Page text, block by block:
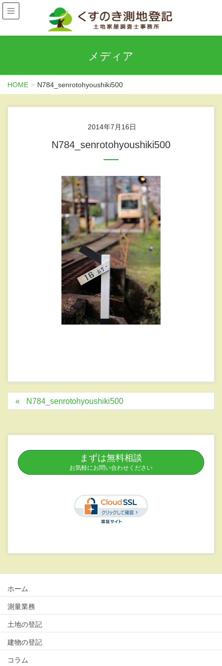
メディア
HOME N784_senrotohyoushiki500
2014年7月16日
N784_senrotohyoushiki500
N784_senrotohyoushiki500
まずは無料相談
お気軽にお問い合わせください
ホーム
測量業務
土地の登記
建物の登記
コラム